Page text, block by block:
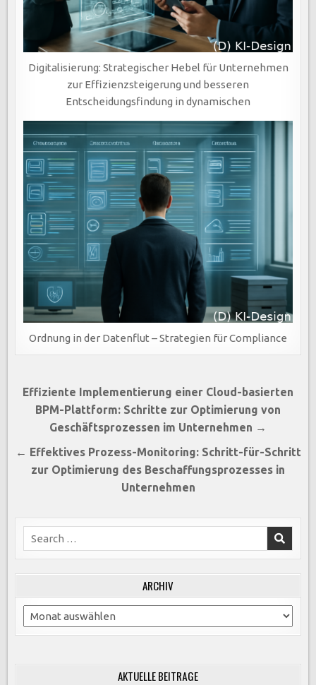
Digitalisierung: Strategischer Hebel für Unternehmen
zur Effizienzsteigerung und besseren
Entscheidungsfindung in dynamischen
Ordnung in der Datenflut – Strategien für Compliance
Beitragsnavigation
Effiziente Implementierung einer Cloud-basierten
BPM-Plattform: Schritte zur Optimierung von
Geschäftsprozessen im Unternehmen →
← Effektives Prozess-Monitoring: Schritt-für-Schritt
zur Optimierung des Beschaffungsprozesses in
Unternehmen
Search
for:
ARCHIV
Archiv
AKTUELLE BEITRÄGE